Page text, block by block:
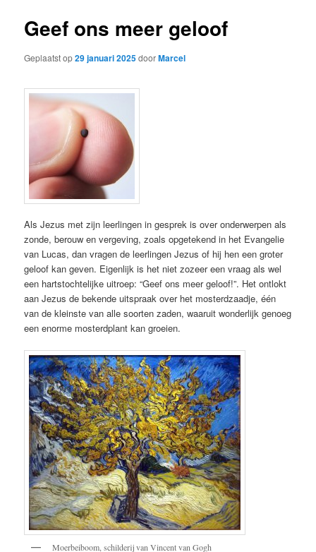
Geef ons meer geloof
Geplaatst op29 januari 2025doorMarcel
Als Jezus met zijn leerlingen in gesprek is over onderwerpen als
zonde, berouw en vergeving, zoals opgetekend in het Evangelie
van Lucas, dan vragen de leerlingen Jezus of hij hen een groter
geloof kan geven. Eigenlijk is het niet zozeer een vraag als wel
een hartstochtelijke uitroep: “Geef ons meer geloof!”. Het ontlokt
aan Jezus de bekende uitspraak over het mosterdzaadje, één
van de kleinste van alle soorten zaden, waaruit wonderlijk genoeg
een enorme mosterdplant kan groeien.
Moerbeiboom, schilderij van Vincent van Gogh